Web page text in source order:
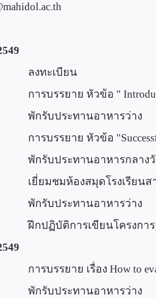
ลงทะเบียน
การบรรยาย หัวข้อ "
พักรับประทานอาหารว่าง
การบรรยาย หัวข้อ "
พักรับประทานอาหารกลาง
เยี่ยมชมห้องสมุดโรงเรียนสา
พักรับประทานอาหารว่าง
ฝึกปฏิบัติการเขียนโครงการ
การบรรยาย เรื่อง How to
พักรับประทานอาหารว่าง